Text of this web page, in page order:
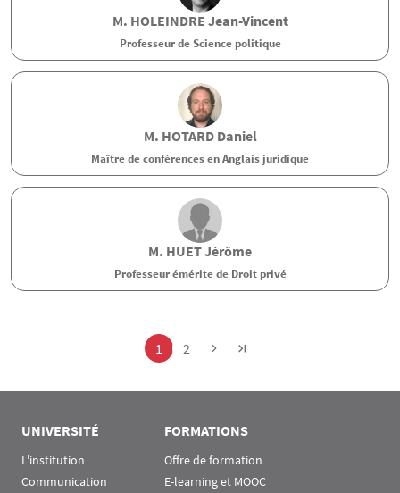
M. HOLEINDRE Jean-Vincent
Professeur de Science politique
M. HOTARDDaniel
Maître de conférences en Anglais juridique
M. HUETJérôme
Professeur émérite de Droit privé
Page
1 Page
2
UNIVERSITÉ
L'institution
Communication
FORMATIONS
Offre de formation
E-learning et MOOC